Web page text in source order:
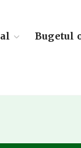
Bugetul